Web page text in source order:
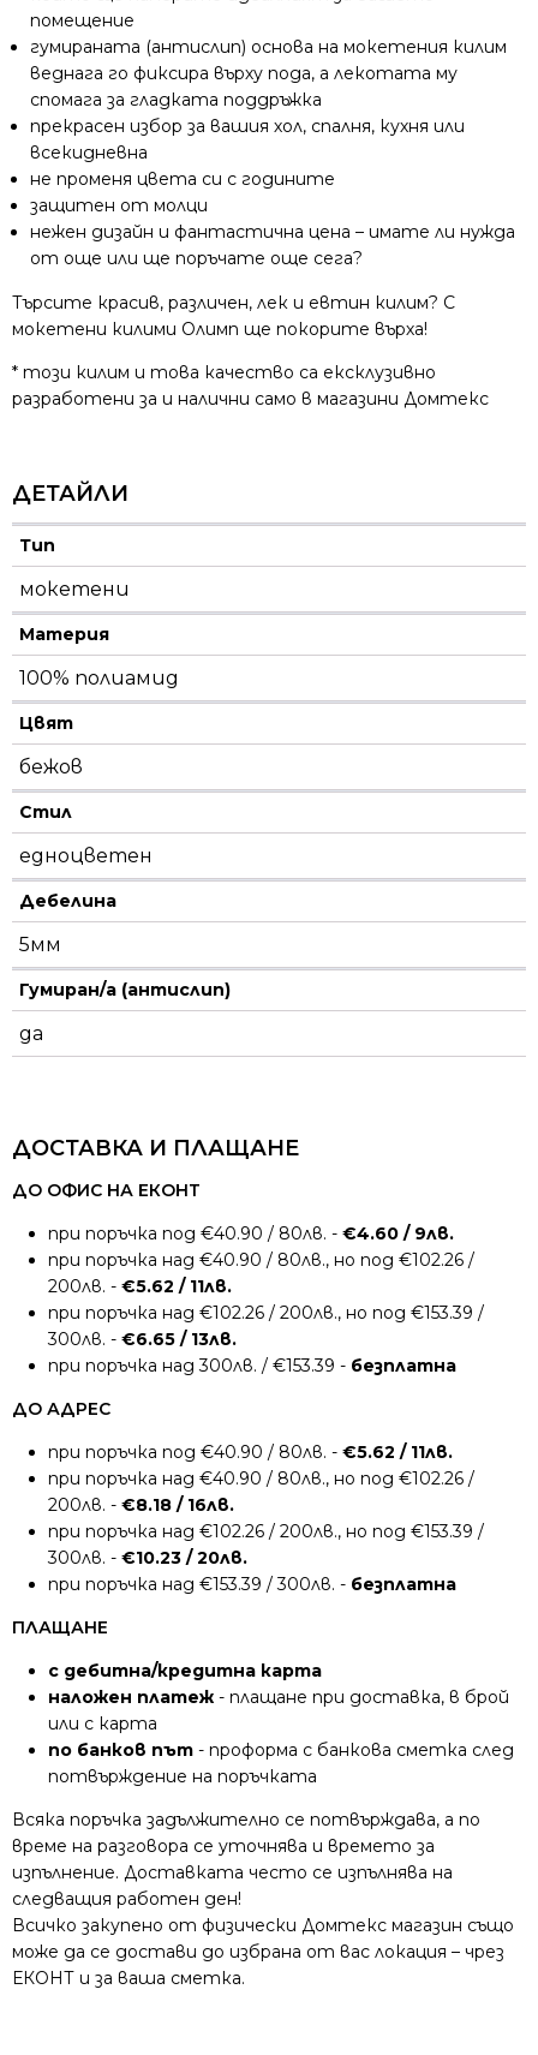
помещение
гумираната (антислип) основа на мокетения килим
веднага го фиксира върху пода, а лекотата му
спомага за гладката поддръжка
прекрасен избор за вашия хол, спалня, кухня или
всекидневна
не променя цвета си с годините
защитен от молци
нежен дизайн и фантастична цена – имате ли нужда
от още или ще поръчате още сега?
Търсите красив, различен, лек и евтин килим? С
мокетени килими Олимп ще покорите върха!
* този килим и това качество са ексклузивно
разработени за и налични само в магазини Домтекс
ДЕТАЙЛИ
Тип
мокетени
Материя
100% полиамид
Цвят
бежов
Стил
едноцветен
Дебелина
5мм
Гумиран/а (антислип)
да
ДОСТАВКА И ПЛАЩАНЕ
ДО ОФИС НА ЕКОНТ
при поръчка под €40.90 / 80лв. - €4.60 / 9лв.
при поръчка над €40.90 / 80лв., но под €102.26 /
200лв. - €5.62 / 11лв.
при поръчка над €102.26 / 200лв., но под €153.39 /
300лв. - €6.65 / 13лв.
при поръчка над 300лв. / €153.39 - безплатна
ДО АДРЕС
при поръчка под €40.90 / 80лв. - €5.62 / 11лв.
при поръчка над €40.90 / 80лв., но под €102.26 /
200лв. - €8.18 / 16лв.
при поръчка над €102.26 / 200лв., но под €153.39 /
300лв. - €10.23 / 20лв.
при поръчка над €153.39 / 300лв. - безплатна
ПЛАЩАНЕ
с дебитна/кредитна карта
наложен платеж - плащане при доставка, в брой
или с карта
по банков път - проформа с банкова сметка след
потвърждение на поръчката
Всяка поръчка задължително се потвърждава, а по
време на разговора се уточнява и времето за
изпълнение. Доставката често се изпълнява на
следващия работен ден!
Всичко закупено от физически Домтекс магазин също
може да се достави до избрана от вас локация – чрез
ЕКОНТ и за ваша сметка.